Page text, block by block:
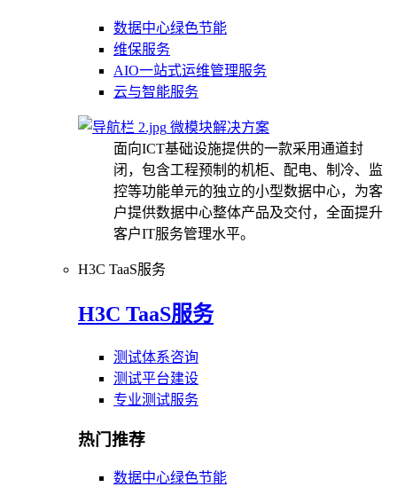
数据中心绿色节能
维保服务
AIO一站式运维管理服务
云与智能服务
微模块解决方案
面向ICT基础设施提供的一款采用通道封
闭，包含工程预制的机柜、配电、制冷、监
控等功能单元的独立的小型数据中心，为客
户提供数据中心整体产品及交付，全面提升
客户IT服务管理水平。
H3C TaaS服务
H3C TaaS服务
测试体系咨询
测试平台建设
专业测试服务
热门推荐
数据中心绿色节能